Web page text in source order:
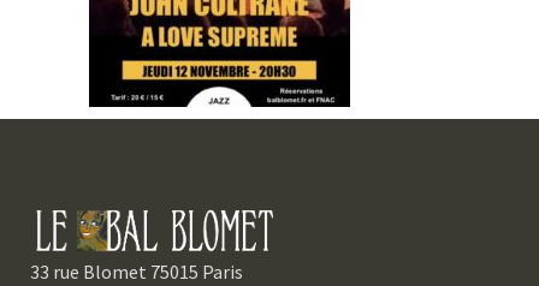
33 rue Blomet 75015 Paris